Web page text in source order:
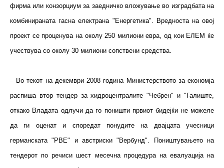
фирма или конзорциум за заедничко вложување во изградбата на
комбинираната гасна електрана "Енергетика". Вредноста на овој
проект се проценува на околу 250 милиони евра, од кои ЕЛЕМ ќе
учествува со околу 30 милиони сопствени средства.
– Во текот на декември 2008 година Министерството за економја
распиша втор тендер за хидроцентралите "Чебрен" и "Галиште,
откако Владата одлучи да го поништи првиот бидејќи не можеле
да ги оценат и споредат понудите на двајцата учесници
германската "РВЕ" и австриски "Вербунд". Поништувањето на
тендерот по речиси шест месечна процедура на евалуација на